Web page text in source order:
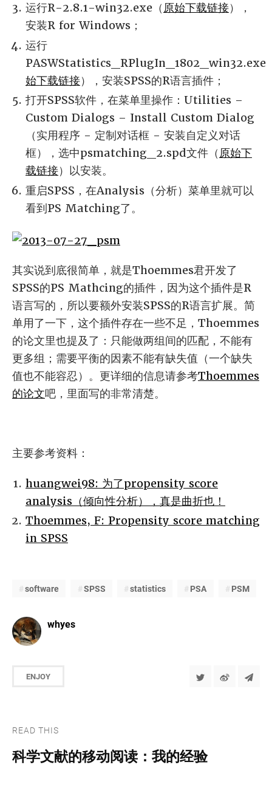
运行R-2.8.1-win32.exe（ 原始下载链接），
安装R for Windows；
运行
PASWStatistics_RPlugIn_1802_win32.exe
始下载链接），安装SPSS的R语言插件；
打开SPSS软件，在菜单里操作：Utilities –
Custom Dialogs – Install Custom Dialog
（实用程序 - 定制对话框 - 安装自定义对话
框），选中psmatching_2.spd文件（ 原始下
载链接）以安装。
重启SPSS，在Analysis（分析）菜单里就可以
看到PS Matching了。
其实说到底很简单，就是Thoemmes君开发了
SPSS的PS Mathcing的插件，因为这个插件是R
语言写的，所以要额外安装SPSS的R语言扩展。简
单用了一下，这个插件存在一些不足，Thoemmes
的论文里也提及了：只能做两组间的匹配，不能有
更多组；需要平衡的因素不能有缺失值（一个缺失
值也不能容忍）。更详细的信息请参考Thoemmes
的论文吧，里面写的非常清楚。
主要参考资料：
huangwei98: 为了propensity score
analysis（倾向性分析），真是曲折也！
Thoemmes, F: Propensity score matching
in SPSS
software SPSS statistics PSA PSM
whyes
ENJOY
READ THIS
科学文献的移动阅读：我的经验